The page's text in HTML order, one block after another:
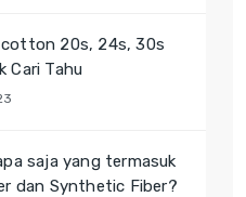
cotton 20s, 24s, 30s
Cari Tahu
saja yang termasuk
dan Synthetic Fiber?